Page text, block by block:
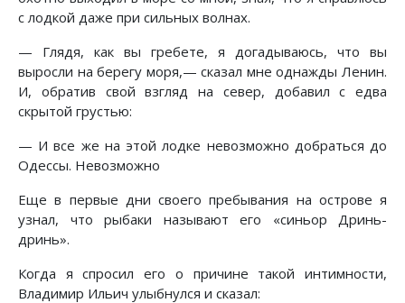
с лодкой даже при сильных волнах.
— Глядя, как вы гребете, я догадываюсь, что вы
выросли на берегу моря,— сказал мне однажды Ленин.
И, обратив свой взгляд на север, добавил с едва
скрытой грустью:
— И все же на этой лодке невозможно добраться до
Одессы. Невозможно
Еще в первые дни своего пребывания на острове я
узнал, что рыбаки называют его «синьор Дринь-
дринь».
Когда я спросил его о причине такой интимности,
Владимир Ильич улыбнулся и сказал: